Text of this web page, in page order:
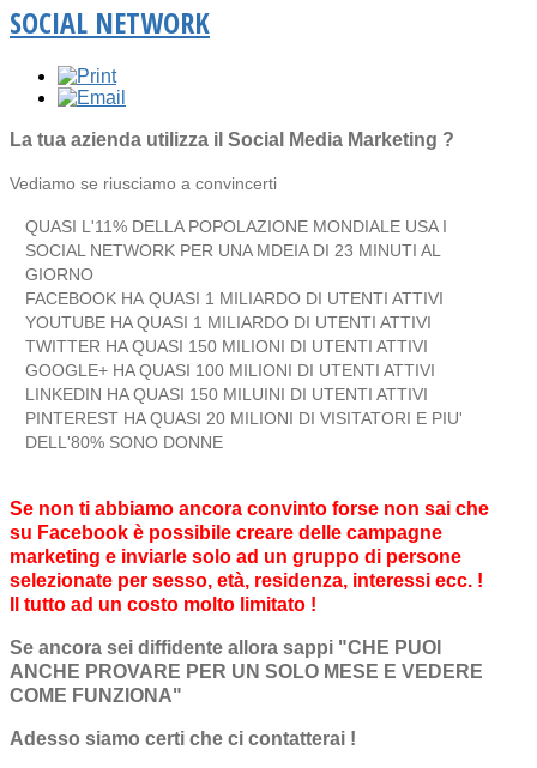
SOCIAL NETWORK
La tua azienda utilizza il Social Media Marketing ?
Vediamo se riusciamo a convincerti
QUASI L'11% DELLA POPOLAZIONE MONDIALE USA I
SOCIAL NETWORK PER UNA MDEIA DI 23 MINUTI AL
GIORNO
FACEBOOK HA QUASI 1 MILIARDO DI UTENTI ATTIVI
YOUTUBE HA QUASI 1 MILIARDO DI UTENTI ATTIVI
TWITTER HA QUASI 150 MILIONI DI UTENTI ATTIVI
GOOGLE+ HA QUASI 100 MILIONI DI UTENTI ATTIVI
LINKEDIN HA QUASI 150 MILUINI DI UTENTI ATTIVI
PINTEREST HA QUASI 20 MILIONI DI VISITATORI E PIU'
DELL'80% SONO DONNE
Se non ti abbiamo ancora convinto forse non sai che
su Facebook è possibile creare delle campagne
marketing e inviarle solo ad un gruppo di persone
selezionate per sesso, età, residenza, interessi ecc. !
Il tutto ad un costo molto limitato !
Se ancora sei diffidente allora sappi "CHE PUOI
ANCHE PROVARE PER UN SOLO MESE E VEDERE
COME FUNZIONA"
Adesso siamo certi che ci contatterai !